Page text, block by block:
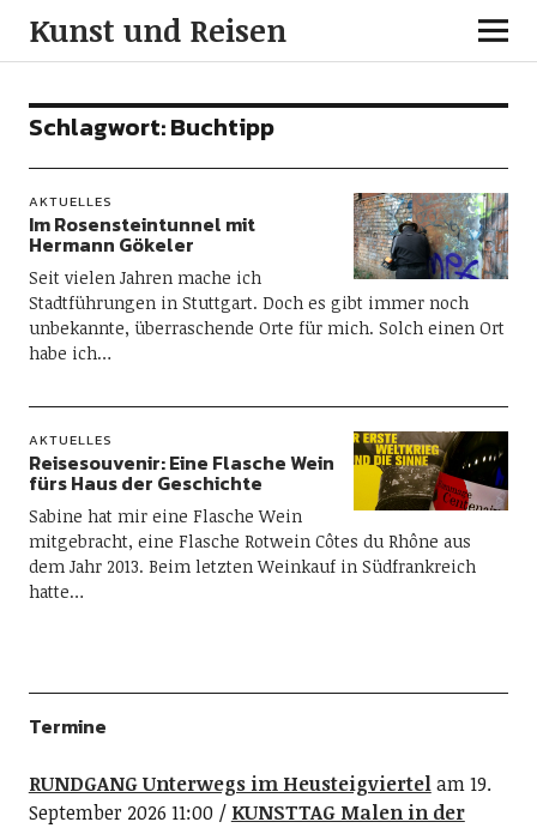
Kunst und Reisen
Schlagwort:Buchtipp
AKTUELLES
Im Rosensteintunnel mit
Hermann Gökeler
Seit vielen Jahren mache ich
Stadtführungen in Stuttgart. Doch es gibt immer noch
unbekannte, überraschende Orte für mich. Solch einen Ort
habe ich…
AKTUELLES
Reisesouvenir: Eine Flasche Wein
fürs Haus der Geschichte
Sabine hat mir eine Flasche Wein
mitgebracht, eine Flasche Rotwein Côtes du Rhône aus
dem Jahr 2013. Beim letzten Weinkauf in Südfrankreich
hatte…
Termine
RUNDGANG Unterwegs im Heusteigviertelam 19.
September 2026 11:00
KUNSTTAG Malen in der